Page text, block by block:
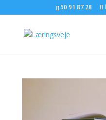
50 91 87 28